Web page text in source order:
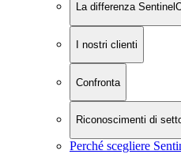
La differenza
I nostri clienti
Confronta
Riconoscimenti di
Perché scegliere